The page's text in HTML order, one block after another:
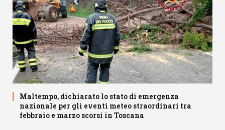
Maltempo, dichiarato lo stato di emergenza
nazionale per gli eventi meteo straordinari tra
febbraio e marzo scorsi in Toscana